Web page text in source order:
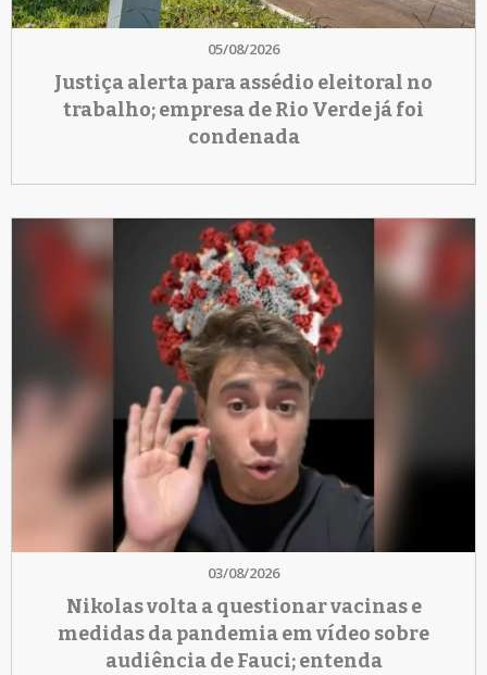
05/08/2026
Justiça alerta para assédio eleitoral no
trabalho; empresa de Rio Verde já foi
condenada
03/08/2026
Nikolas volta a questionar vacinas e
medidas da pandemia em vídeo sobre
audiência de Fauci; entenda